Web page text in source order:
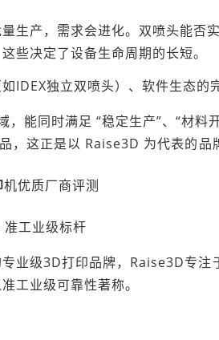
生产，需求会进化。双喷头能否
些决定了设备生命周期的长短。
IDEX独立双喷头）、软件生态的
能同时满足 “稳定生产”、“材料
，这正是以 Raise3D 为代表的品
机优质厂商评测
工业级标杆
业级3D打印品牌，Raise3D专注
工业级可靠性著称。